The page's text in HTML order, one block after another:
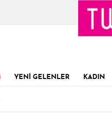
YENİ GELENLER KADIN